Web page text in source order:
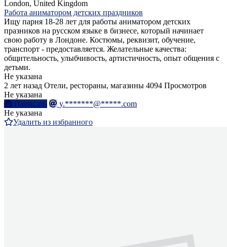
London, United Kingdom
Работа аниматором детских праздников
Ищу парня 18-28 лет для работы аниматором детских
празников на русском языке в бизнесе, который начинает
свою работу в Лондоне. Костюмы, реквизит, обучение,
транспорт - предоставляется. Желательные качества:
общительность, улыбчивость, артистичность, опыт общения с
детьми.
Не указана
2 лет назад Отели, рестораны, магазины 4094 Просмотров
Не указана
Написать
y.*******@*****.com
Не указана
Удалить из избранного